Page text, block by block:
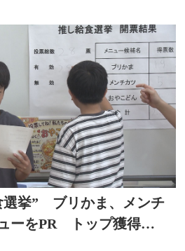
分
選挙” ブリかま、メンチ
ーをPR トップ獲得